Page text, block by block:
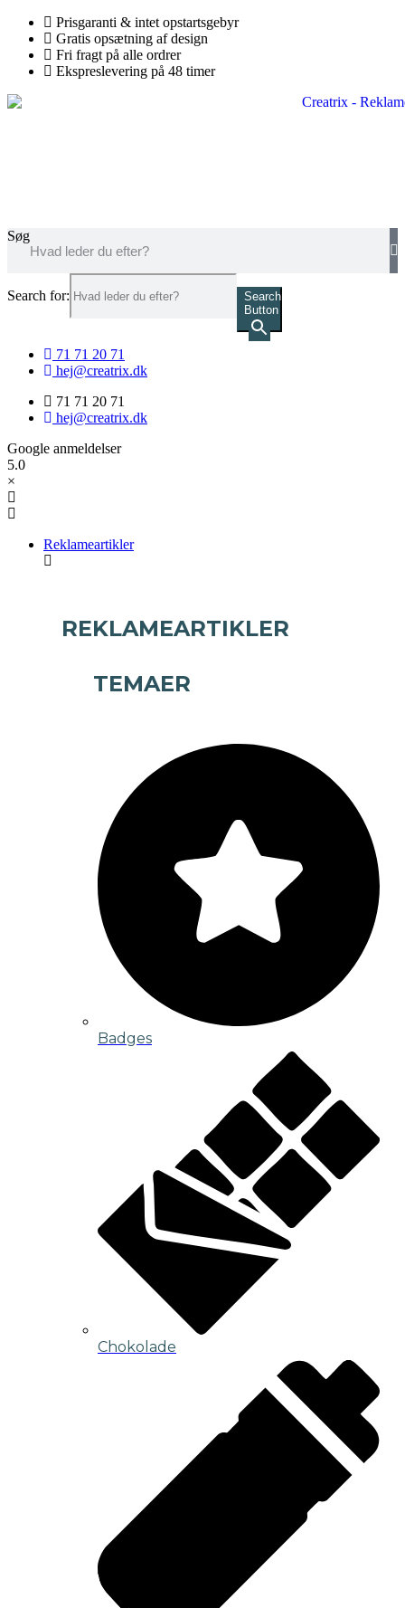
Videre
indhold
Prisgaranti & intet opstartsgebyr
Gratis opsætning af design
Fri fragt på alle ordrer
Ekspreslevering på 48 timer
Søg
Search for:
Search
Button
71 71 20 71
hej@creatrix.dk
71 71 20 71
hej@creatrix.dk
Google anmeldelser
5.0
×
Reklameartikler
REKLAMEARTIKLER
TEMAER
Badges
Chokolade